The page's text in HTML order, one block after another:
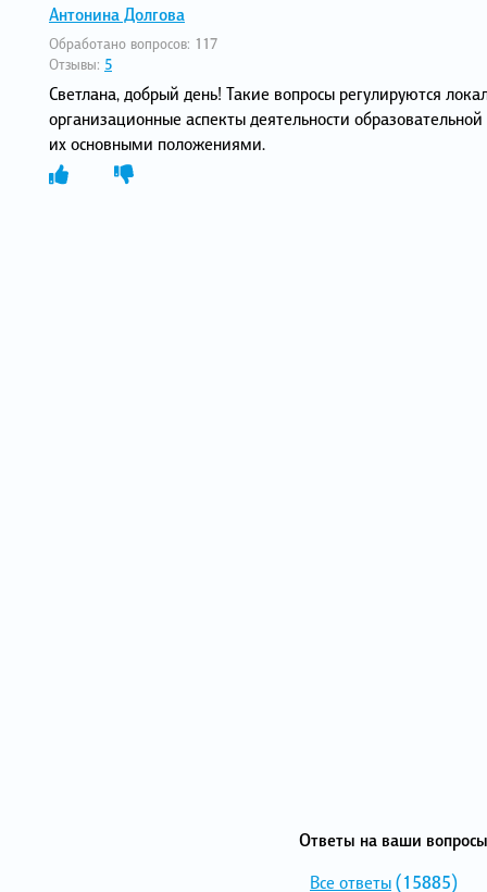
Антонина Долгова
Обработано вопросов: 117
Отзывы: 5
Светлана, добрый день! Такие вопросы регулируются
организационные аспекты деятельности
их основными положениями.
Ответы на ваши
Все ответы(15885)